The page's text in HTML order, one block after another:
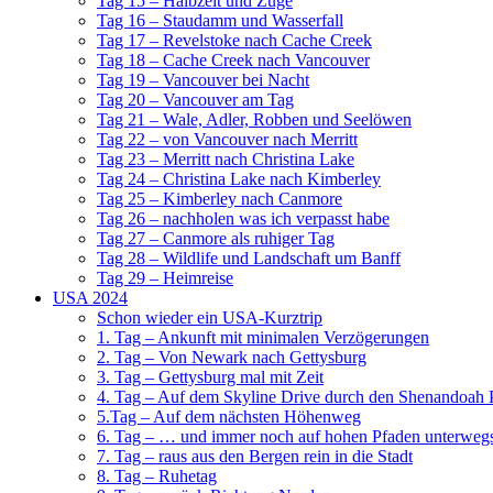
Tag 16 – Staudamm und Wasserfall
Tag 17 – Revelstoke nach Cache Creek
Tag 18 – Cache Creek nach Vancouver
Tag 19 – Vancouver bei Nacht
Tag 20 – Vancouver am Tag
Tag 21 – Wale, Adler, Robben und Seelöwen
Tag 22 – von Vancouver nach Merritt
Tag 23 – Merritt nach Christina Lake
Tag 24 – Christina Lake nach Kimberley
Tag 25 – Kimberley nach Canmore
Tag 26 – nachholen was ich verpasst habe
Tag 27 – Canmore als ruhiger Tag
Tag 28 – Wildlife und Landschaft um Banff
Tag 29 – Heimreise
USA 2024
Schon wieder ein USA-Kurztrip
1. Tag – Ankunft mit minimalen Verzögerungen
2. Tag – Von Newark nach Gettysburg
3. Tag – Gettysburg mal mit Zeit
4. Tag – Auf dem Skyline Drive durch den Shenandoah
5.Tag – Auf dem nächsten Höhenweg
6. Tag – … und immer noch auf hohen Pfaden
7. Tag – raus aus den Bergen rein in die Stadt
8. Tag – Ruhetag